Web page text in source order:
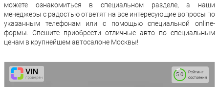
можете ознакомиться в специальном разделе, а наши
менеджеры с радостью ответят на все интересующие вопросы по
указанным телефонам или с помощью специальной online-
формы. Спешите приобрести отличные авто по специальным
ценам в крупнейшем автосалоне Москвы!
Рейтинг
состояния
5.0